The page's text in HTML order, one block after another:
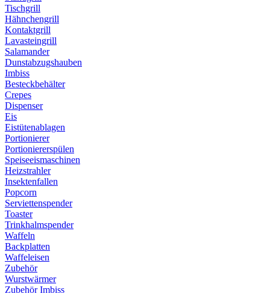
Tischgrill
Hähnchengrill
Kontaktgrill
Lavasteingrill
Salamander
Dunstabzugshauben
Imbiss
Besteckbehälter
Crepes
Dispenser
Eis
Eistütenablagen
Portionierer
Portioniererspülen
Speiseeismaschinen
Heizstrahler
Insektenfallen
Popcorn
Serviettenspender
Toaster
Trinkhalmspender
Waffeln
Backplatten
Waffeleisen
Zubehör
Wurstwärmer
Zubehör Imbiss